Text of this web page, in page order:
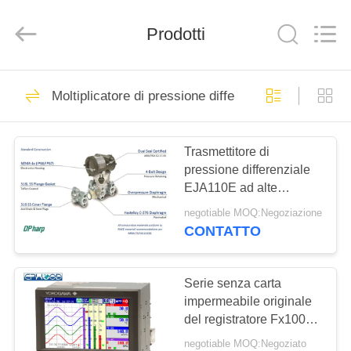
CASA.
PRODOTTI
DI
NOI
VISITA
ALLA
FABBRICA
Equipment
Rights
Regolatore di
pressione del gas
Fisher Gas
Regulator
44
Prodotti
Moltiplicatore di pressione differenziale
Trasmettitore di
pressione differenziale
EJA110E ad alte
prestazioni di
YOKOGAWA
negotiable MOQ:Negoziazione
CONTATTO
Serie senza carta
impermeabile originale
del registratore Fx1000
di Yokogawa Giappone
negotiable MOQ:Negoziato